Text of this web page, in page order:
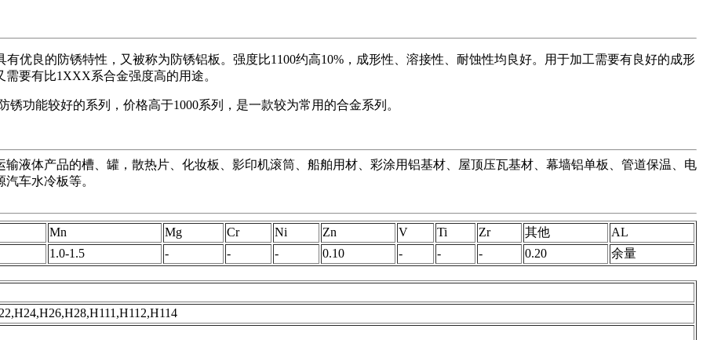
优良的防锈特性，又被称为防锈铝板。强度比1100约高10%，成形性、溶接性、耐蚀性均良好。用于加工需要有良好的成形
要有比1XXX系合金强度高的用途。
功能较好的系列，价格高于1000系列，是一款较为常用的合金系列。
液体产品的槽、罐，散热片、化妆板、影印机滚筒、船舶用材、彩涂用铝基材、屋顶压瓦基材、幕墙铝单板、管道保温、电
车水冷板等。
Mn Mg Cr Ni Zn V Ti Zr 其他
AL
1.0-1.5
- - - 0.10 - - - 0.20 余量